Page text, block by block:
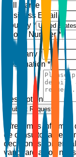
Full Name *
Business Email *
Country *
Phone Number *
Company *
Designation *
Description
Submit Request
Ofrecemos
de consultoría de
decisiones
vanguardia con